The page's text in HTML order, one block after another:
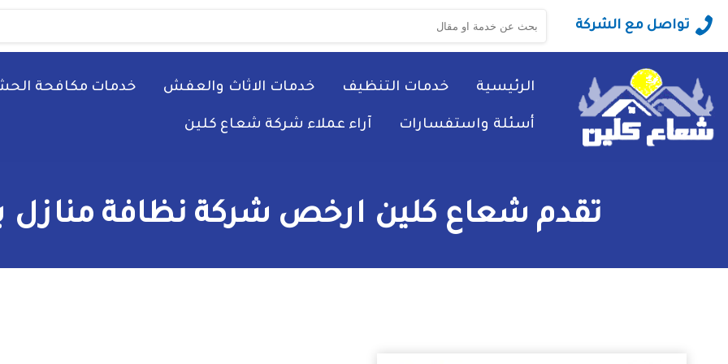
تواصل مع الشركة
البحث
عن:
الرئيسية خدمات التنظيف خدمات الاثاث والعفش خدمات مكافحة
أسئلة واستفسارات آراء عملاء شركة شعاع كلين
تقدم شعاع كلين ارخص شركة نظافة منازل